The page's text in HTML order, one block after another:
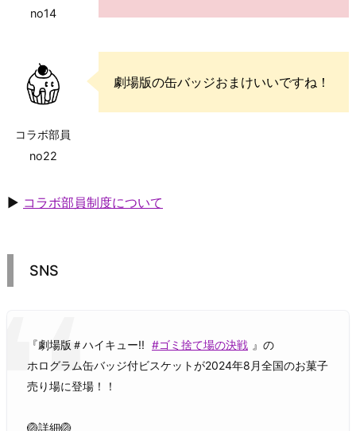
no14
コラボ部員
no22
劇場版の缶バッジおまけいいですね！
▶ コラボ部員制度について
SNS
『劇場版＃ハイキュー!! #ゴミ捨て場の決戦 』の
ホログラム缶バッジ付ビスケットが2024年8月全国のお菓子
売り場に登場！！
🏐詳細🏐